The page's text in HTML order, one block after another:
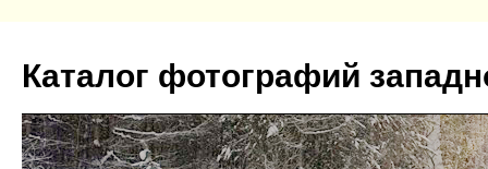
содержимому
Каталог фотографий